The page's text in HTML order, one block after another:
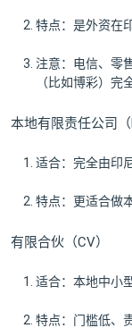
特点：是外资在
注意：电信、零
（比如博彩）完
本地有限责任公司（
适合：完全由印
特点：更适合做
有限合伙（CV）
适合：本地中小
特点：门槛低、